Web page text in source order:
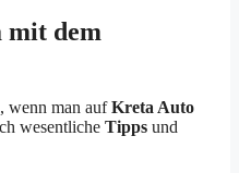
mit dem
wenn man aufKreta Auto
wesentliche Tipps und